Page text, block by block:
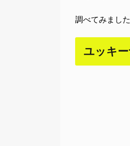
調べてみました
ユッキ